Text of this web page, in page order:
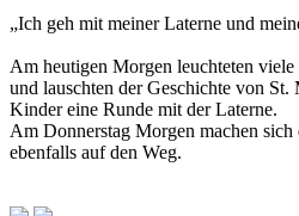
„Ich geh mit meiner Laterne und
Am heutigen Morgen leuchteten
und lauschten der Geschichte von
Kinder eine Runde mit der Laterne.
Am Donnerstag Morgen machen
ebenfalls auf den Weg.